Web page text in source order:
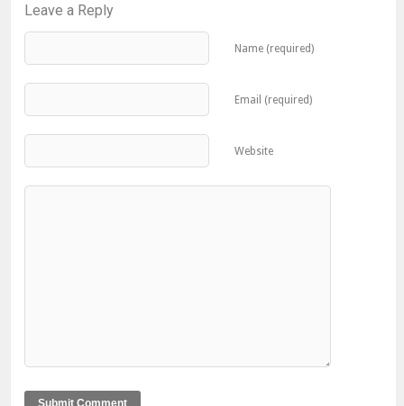
Leave a Reply
Name (required)
Email (required)
Website